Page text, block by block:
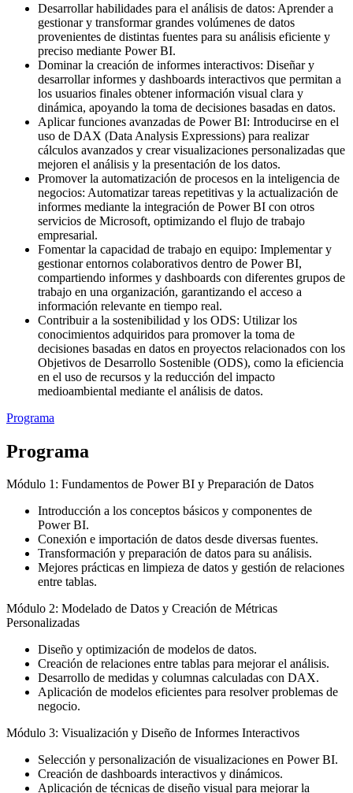
Desarrollar habilidades para el análisis de datos: Aprender a
gestionar y transformar grandes volúmenes de datos
provenientes de distintas fuentes para su análisis eficiente y
preciso mediante Power BI.
Dominar la creación de informes interactivos: Diseñar y
desarrollar informes y dashboards interactivos que permitan a
los usuarios finales obtener información visual clara y
dinámica, apoyando la toma de decisiones basadas en datos.
Aplicar funciones avanzadas de Power BI: Introducirse en el
uso de DAX (Data Analysis Expressions) para realizar
cálculos avanzados y crear visualizaciones personalizadas que
mejoren el análisis y la presentación de los datos.
Promover la automatización de procesos en la inteligencia de
negocios: Automatizar tareas repetitivas y la actualización de
informes mediante la integración de Power BI con otros
servicios de Microsoft, optimizando el flujo de trabajo
empresarial.
Fomentar la capacidad de trabajo en equipo: Implementar y
gestionar entornos colaborativos dentro de Power BI,
compartiendo informes y dashboards con diferentes grupos de
trabajo en una organización, garantizando el acceso a
información relevante en tiempo real.
Contribuir a la sostenibilidad y los ODS: Utilizar los
conocimientos adquiridos para promover la toma de
decisiones basadas en datos en proyectos relacionados con los
Objetivos de Desarrollo Sostenible (ODS), como la eficiencia
en el uso de recursos y la reducción del impacto
medioambiental mediante el análisis de datos.
Programa
Programa
Módulo 1: Fundamentos de Power BI y Preparación de Datos
Introducción a los conceptos básicos y componentes de
Power BI.
Conexión e importación de datos desde diversas fuentes.
Transformación y preparación de datos para su análisis.
Mejores prácticas en limpieza de datos y gestión de relaciones
entre tablas.
Módulo 2: Modelado de Datos y Creación de Métricas
Personalizadas
Diseño y optimización de modelos de datos.
Creación de relaciones entre tablas para mejorar el análisis.
Desarrollo de medidas y columnas calculadas con DAX.
Aplicación de modelos eficientes para resolver problemas de
negocio.
Módulo 3: Visualización y Diseño de Informes Interactivos
Selección y personalización de visualizaciones en Power BI.
Creación de dashboards interactivos y dinámicos.
Aplicación de técnicas de diseño visual para mejorar la